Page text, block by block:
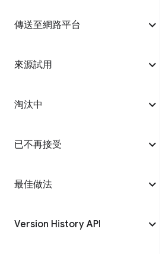
傳送至網路平台
來源試用
淘汰中
已不再接受
最佳做法
Version History API